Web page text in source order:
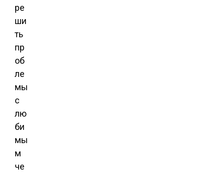
ре
ши
ть
пр
об
ле
мы
с
лю
би
мы
м
че